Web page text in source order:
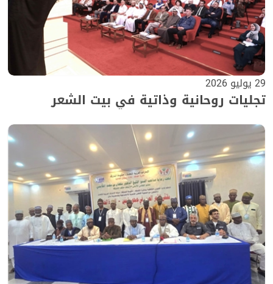
29 يوليو 2026
تجليات روحانية وذاتية في بيت الشعر